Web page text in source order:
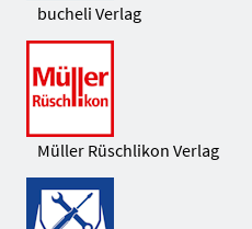
bucheli Verlag
Müller Rüschlikon Verlag